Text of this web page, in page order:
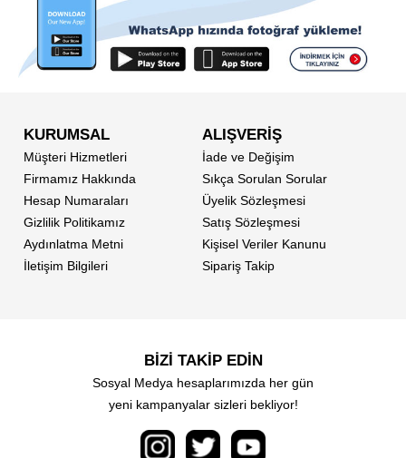
KURUMSAL
Müşteri Hizmetleri
Firmamız Hakkında
Hesap Numaraları
Gizlilik Politikamız
Aydınlatma Metni
İletişim Bilgileri
ALIŞVERİŞ
İade ve Değişim
Sıkça Sorulan Sorular
Üyelik Sözleşmesi
Satış Sözleşmesi
Kişisel Veriler Kanunu
Sipariş Takip
BİZİ TAKİP EDİN
Sosyal Medya hesaplarımızda her gün
yeni kampanyalar sizleri bekliyor!